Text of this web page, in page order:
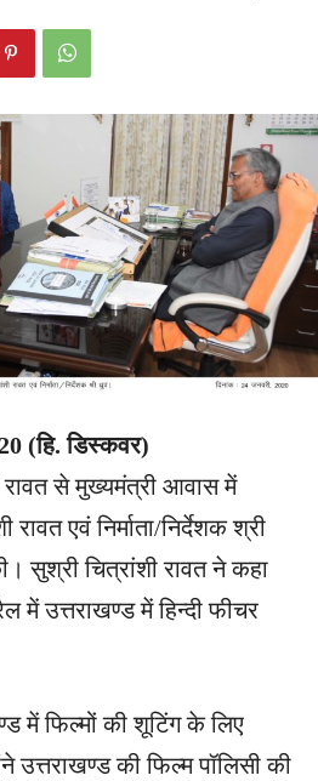
(हि. डिस्कवर)
रावत से मुख्यमंत्री आवास में
एवं निर्माता/निर्देशक श्री
सुश्री चित्रांशी रावत ने कहा
में उत्तराखण्ड में हिन्दी फीचर
में फिल्मों की शूटिंग के लिए
उत्तराखण्ड की फिल्म पॉलिसी की